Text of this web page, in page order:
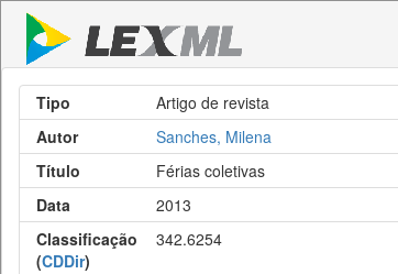
Tipo
Artigo de revista
Autor
Sanches, Milena
Título
Férias coletivas
Data
2013
Classificação
(CDDir)
342.6254